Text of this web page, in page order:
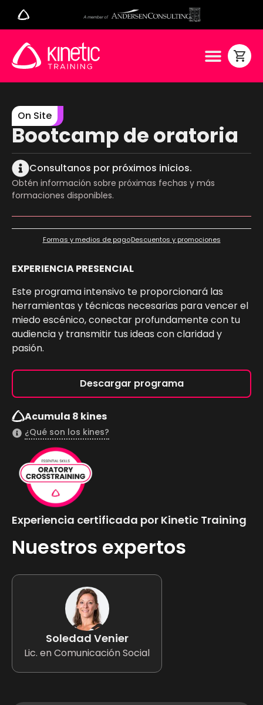
On Site
Bootcamp de oratoria
EXPERIENCIA PRESENCIAL
Este programa intensivo te proporcionará las
herramientas y técnicas necesarias para vencer el
miedo escénico, conectar profundamente con tu
audiencia y transmitir tus ideas con claridad y
pasión.
Descargar programa
Acumula 8 kines
¿Qué son los kines?
Consultanos por próximos inicios.
Obtén información sobre próximas fechas y más
formaciones disponibles.
Formas y medios de pagoDescuentos y promociones
Experiencia certificada por Kinetic Training
Nuestros expertos
Soledad Venier
Lic. en Comunicación Social